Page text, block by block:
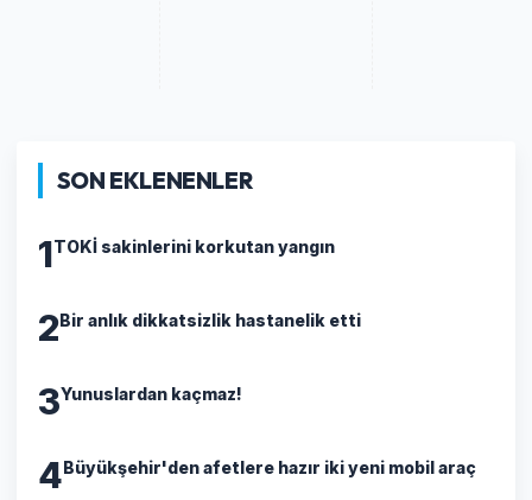
SON EKLENENLER
1TOKİ sakinlerini korkutan yangın
2Bir anlık dikkatsizlik hastanelik etti
3Yunuslardan kaçmaz!
4Büyükşehir'den afetlere hazır iki yeni mobil araç